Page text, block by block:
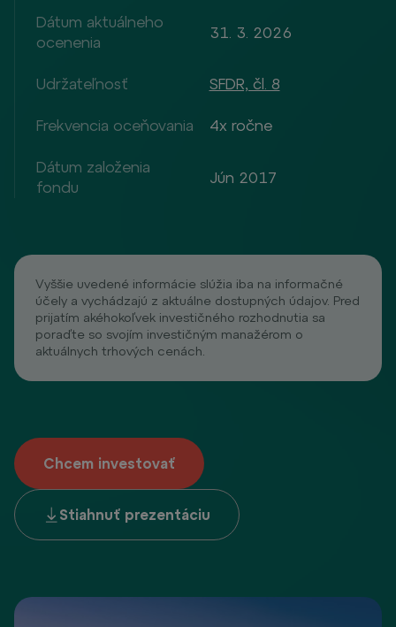
Dátum aktuálneho
ocenenia
31. 3. 2026
Udržateľnosť SFDR, čl. 8
Frekvencia oceňovania 4x ročne
Dátum založenia
fondu
Jún 2017
Vyššie uvedené informácie slúžia iba na informačné
účely a vychádzajú z aktuálne dostupných údajov. Pred
prijatím akéhokoľvek investičného rozhodnutia sa
poraďte so svojím investičným manažérom o
aktuálnych trhových cenách.
Chcem investovať
Stiahnuť prezentáciu